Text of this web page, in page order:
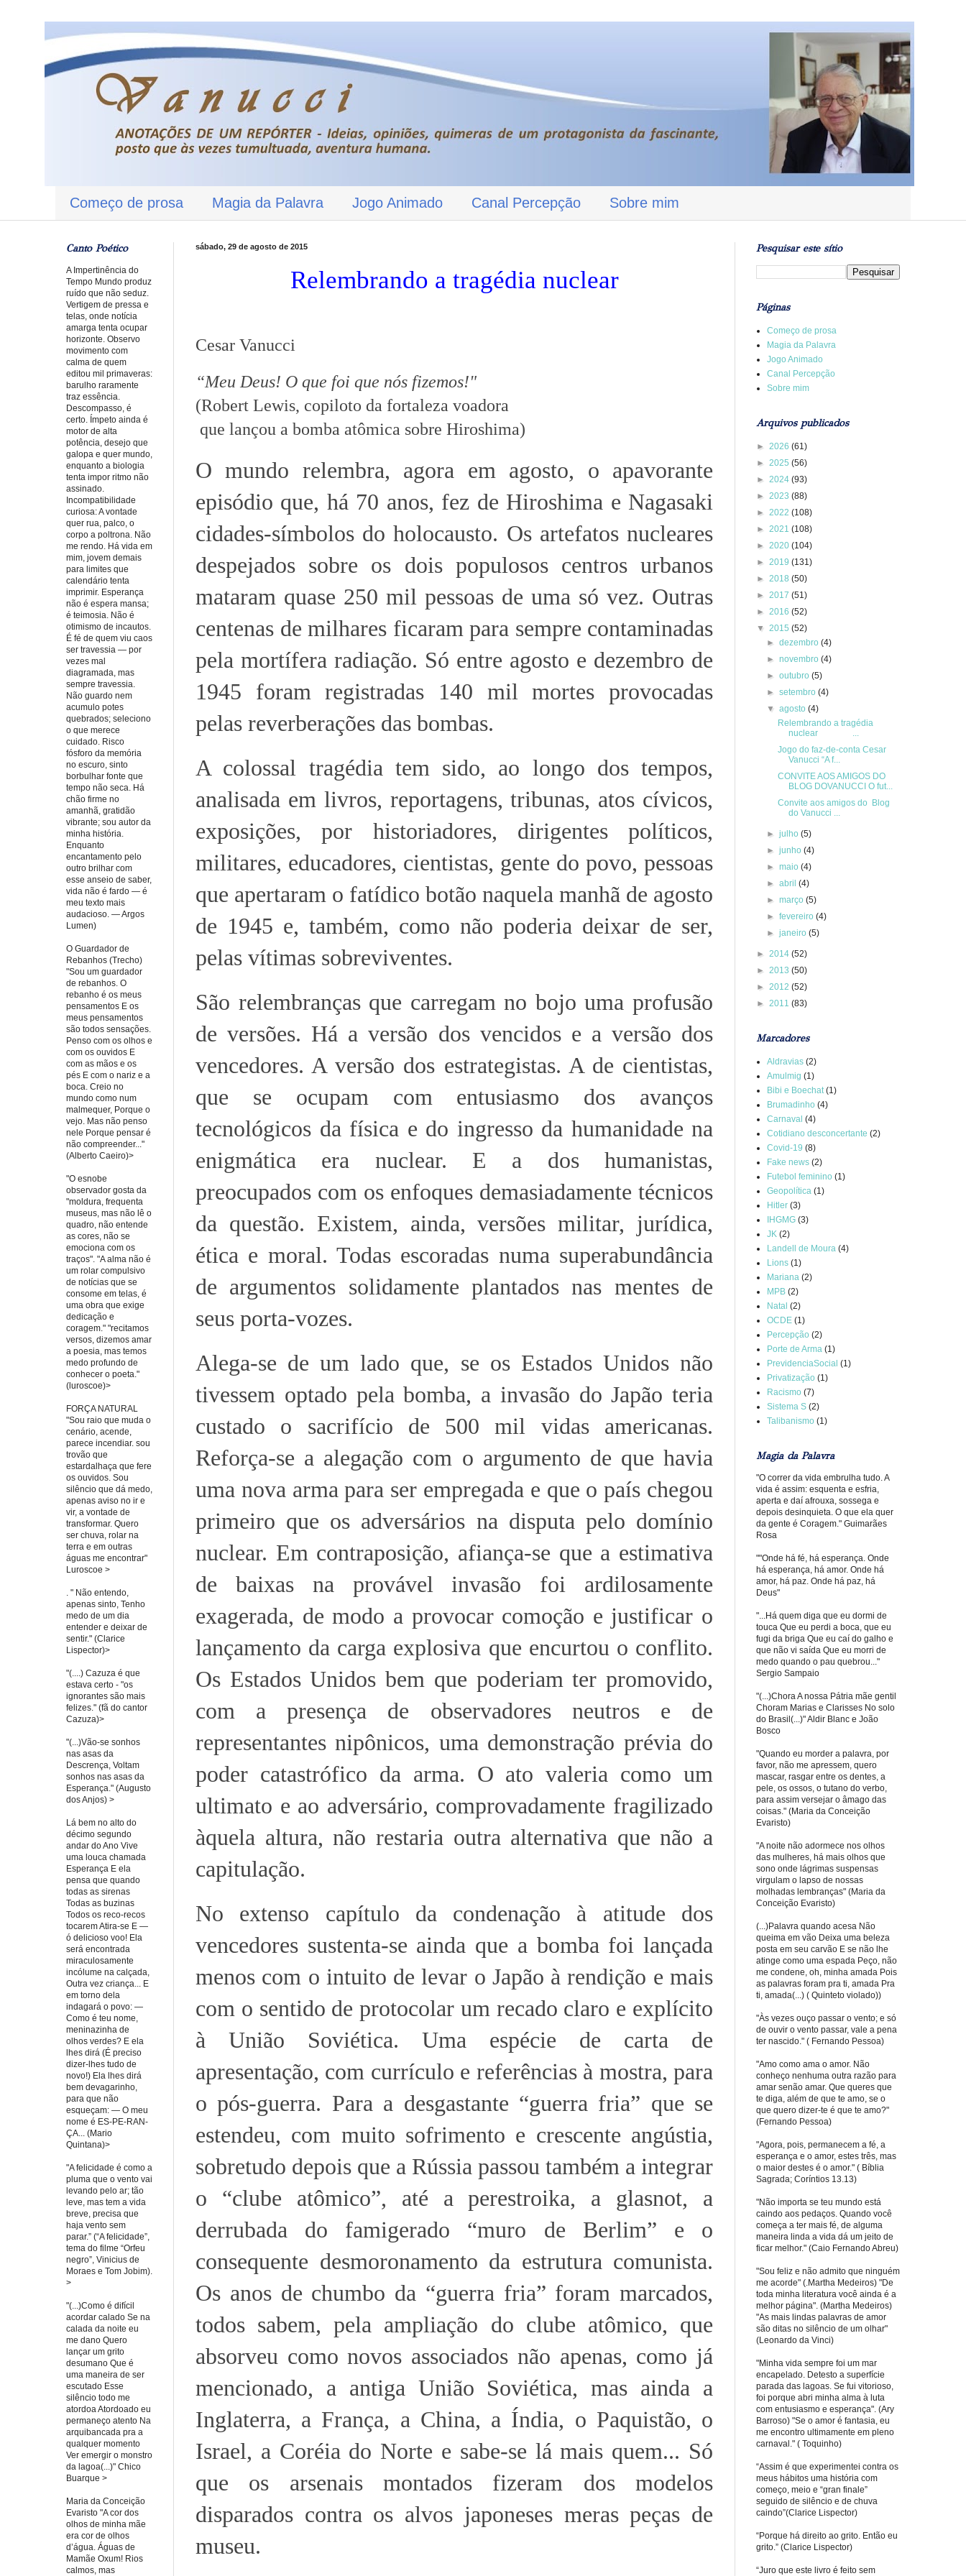
Começo de prosa Magia da Palavra Jogo Animado Canal Percepção Sobre mim
sábado, 29 de agosto de 2015
Relembrando a tragédia nuclear
Cesar Vanucci
“Meu Deus! O que foi que nós fizemos!"
(Robert Lewis, copiloto da fortaleza voadora
que lançou a bomba atômica sobre Hiroshima)
O mundo relembra, agora em agosto, o apavorante
episódio que, há 70 anos, fez de Hiroshima e Nagasaki
cidades-símbolos do holocausto. Os artefatos nucleares
despejados sobre os dois populosos centros urbanos
mataram quase 250 mil pessoas de uma só vez. Outras
centenas de milhares ficaram para sempre contaminadas
pela mortífera radiação. Só entre agosto e dezembro de
1945 foram registradas 140 mil mortes provocadas
pelas reverberações das bombas.
A colossal tragédia tem sido, ao longo dos tempos,
analisada em livros, reportagens, tribunas, atos cívicos,
exposições, por historiadores, dirigentes políticos,
militares, educadores, cientistas, gente do povo, pessoas
que apertaram o fatídico botão naquela manhã de agosto
de 1945 e, também, como não poderia deixar de ser,
pelas vítimas sobreviventes.
São relembranças que carregam no bojo uma profusão
de versões. Há a versão dos vencidos e a versão dos
vencedores. A versão dos estrategistas. A de cientistas,
que se ocupam com entusiasmo dos avanços
tecnológicos da física e do ingresso da humanidade na
enigmática era nuclear. E a dos humanistas,
preocupados com os enfoques demasiadamente técnicos
da questão. Existem, ainda, versões militar, jurídica,
ética e moral. Todas escoradas numa superabundância
de argumentos solidamente plantados nas mentes de
seus porta-vozes.
Alega-se de um lado que, se os Estados Unidos não
tivessem optado pela bomba, a invasão do Japão teria
custado o sacrifício de 500 mil vidas americanas.
Reforça-se a alegação com o argumento de que havia
uma nova arma para ser empregada e que o país chegou
primeiro que os adversários na disputa pelo domínio
nuclear. Em contraposição, afiança-se que a estimativa
de baixas na provável invasão foi ardilosamente
exagerada, de modo a provocar comoção e justificar o
lançamento da carga explosiva que encurtou o conflito.
Os Estados Unidos bem que poderiam ter promovido,
com a presença de observadores neutros e de
representantes nipônicos, uma demonstração prévia do
poder catastrófico da arma. O ato valeria como um
ultimato e ao adversário, comprovadamente fragilizado
àquela altura, não restaria outra alternativa que não a
capitulação.
No extenso capítulo da condenação à atitude dos
vencedores sustenta-se ainda que a bomba foi lançada
menos com o intuito de levar o Japão à rendição e mais
com o sentido de protocolar um recado claro e explícito
à União Soviética. Uma espécie de carta de
apresentação, com currículo e referências à mostra, para
o pós-guerra. Para a desgastante “guerra fria” que se
estendeu, com muito sofrimento e crescente angústia,
sobretudo depois que a Rússia passou também a integrar
o “clube atômico”, até a perestroika, a glasnot, a
derrubada do famigerado “muro de Berlim” e o
consequente desmoronamento da estrutura comunista.
Os anos de chumbo da “guerra fria” foram marcados,
todos sabem, pela ampliação do clube atômico, que
absorveu como novos associados não apenas, como já
mencionado, a antiga União Soviética, mas ainda a
Inglaterra, a França, a China, a Índia, o Paquistão, o
Israel, a Coréia do Norte e sabe-se lá mais quem... Só
que os arsenais montados fizeram dos modelos
disparados contra os alvos japoneses meras peças de
museu.
Canto Poético
A Impertinência do
Tempo Mundo produz
ruído que não seduz.
Vertigem de pressa e
telas, onde notícia
amarga tenta ocupar
horizonte. Observo
movimento com
calma de quem
editou mil primaveras:
barulho raramente
traz essência.
Descompasso, é
certo. Ímpeto ainda é
motor de alta
potência, desejo que
galopa e quer mundo,
enquanto a biologia
tenta impor ritmo não
assinado.
Incompatibilidade
curiosa: A vontade
quer rua, palco, o
corpo a poltrona. Não
me rendo. Há vida em
mim, jovem demais
para limites que
calendário tenta
imprimir. Esperança
não é espera mansa;
é teimosia. Não é
otimismo de incautos.
É fé de quem viu caos
ser travessia — por
vezes mal
diagramada, mas
sempre travessia.
Não guardo nem
acumulo potes
quebrados; seleciono
o que merece
cuidado. Risco
fósforo da memória
no escuro, sinto
borbulhar fonte que
tempo não seca. Há
chão firme no
amanhã, gratidão
vibrante; sou autor da
minha história.
Enquanto
encantamento pelo
outro brilhar com
esse anseio de saber,
vida não é fardo — é
meu texto mais
audacioso. — Argos
Lumen)
O Guardador de
Rebanhos (Trecho)
"Sou um guardador
de rebanhos. O
rebanho é os meus
pensamentos E os
meus pensamentos
são todos sensações.
Penso com os olhos e
com os ouvidos E
com as mãos e os
pés E com o nariz e a
boca. Creio no
mundo como num
malmequer, Porque o
vejo. Mas não penso
nele Porque pensar é
não compreender..."
(Alberto Caeiro)>
"O esnobe
observador gosta da
"moldura, frequenta
museus, mas não lê o
quadro, não entende
as cores, não se
emociona com os
traços". "A alma não é
um rolar compulsivo
de notícias que se
consome em telas, é
uma obra que exige
dedicação e
coragem." "recitamos
versos, dizemos amar
a poesia, mas temos
medo profundo de
conhecer o poeta."
(luroscoe)>
FORÇA NATURAL
"Sou raio que muda o
cenário, acende,
parece incendiar. sou
trovão que
estardalhaça que fere
os ouvidos. Sou
silêncio que dá medo,
apenas aviso no ir e
vir, a vontade de
transformar. Quero
ser chuva, rolar na
terra e em outras
águas me encontrar"
Luroscoe >
. " Não entendo,
apenas sinto, Tenho
medo de um dia
entender e deixar de
sentir." (Clarice
Lispector)>
"(....) Cazuza é que
estava certo - "os
ignorantes são mais
felizes." (fã do cantor
Cazuza)>
"(...)Vão-se sonhos
nas asas da
Descrença, Voltam
sonhos nas asas da
Esperança." (Augusto
dos Anjos) >
Lá bem no alto do
décimo segundo
andar do Ano Vive
uma louca chamada
Esperança E ela
pensa que quando
todas as sirenas
Todas as buzinas
Todos os reco-recos
tocarem Atira-se E —
ó delicioso voo! Ela
será encontrada
miraculosamente
incólume na calçada,
Outra vez criança... E
em torno dela
indagará o povo: —
Como é teu nome,
meninazinha de
olhos verdes? E ela
lhes dirá (É preciso
dizer-lhes tudo de
novo!) Ela lhes dirá
bem devagarinho,
para que não
esqueçam: — O meu
nome é ES-PE-RAN-
ÇA... (Mario
Quintana)>
"A felicidade é como a
pluma que o vento vai
levando pelo ar; tão
leve, mas tem a vida
breve, precisa que
haja vento sem
parar.” (“A felicidade”,
tema do filme “Orfeu
negro”, Vinicius de
Moraes e Tom Jobim).
>
"(...)Como é difícil
acordar calado Se na
calada da noite eu
me dano Quero
lançar um grito
desumano Que é
uma maneira de ser
escutado Esse
silêncio todo me
atordoa Atordoado eu
permaneço atento Na
arquibancada pra a
qualquer momento
Ver emergir o monstro
da lagoa(...)" Chico
Buarque >
Maria da Conceição
Evaristo "A cor dos
olhos de minha mãe
era cor de olhos
d’água. Águas de
Mamãe Oxum! Rios
calmos, mas
Pesquisar este sítio
Páginas
Começo de prosa
Magia da Palavra
Jogo Animado
Canal Percepção
Sobre mim
Arquivos publicados
► 2026 (61)
► 2025 (56)
► 2024 (93)
► 2023 (88)
► 2022 (108)
► 2021 (108)
► 2020 (104)
► 2019 (131)
► 2018 (50)
► 2017 (51)
► 2016 (52)
▼ 2015 (52)
►dezembro(4)
►novembro(4)
►outubro(5)
►setembro(4)
▼agosto(4)
Relembrando a tragédia
nuclear ...
Jogo do faz-de-conta Cesar
Vanucci “A f...
CONVITE AOS AMIGOS DO
BLOG DOVANUCCI O fut...
Convite aos amigos do Blog
do Vanucci ...
►julho(5)
►junho(4)
►maio(4)
►abril(4)
►março(5)
►fevereiro(4)
►janeiro(5)
► 2014 (52)
► 2013 (50)
► 2012 (52)
► 2011 (83)
Marcadores
Aldravias (2)
Amulmig (1)
Bibi e Boechat (1)
Brumadinho (4)
Carnaval (4)
Cotidiano desconcertante (2)
Covid-19 (8)
Fake news (2)
Futebol feminino (1)
Geopolítica (1)
Hitler (3)
IHGMG (3)
JK (2)
Landell de Moura (4)
Lions (1)
Mariana (2)
MPB (2)
Natal (2)
OCDE (1)
Percepção (2)
Porte de Arma (1)
PrevidenciaSocial (1)
Privatização (1)
Racismo (7)
Sistema S (2)
Talibanismo (1)
Magia da Palavra
"O correr da vida embrulha tudo. A
vida é assim: esquenta e esfria,
aperta e daí afrouxa, sossega e
depois desinquieta. O que ela quer
da gente é Coragem." Guimarães
Rosa
""Onde há fé, há esperança. Onde
há esperança, há amor. Onde há
amor, há paz. Onde há paz, há
Deus"
"...Há quem diga que eu dormi de
touca Que eu perdi a boca, que eu
fugi da briga Que eu caí do galho e
que não vi saída Que eu morri de
medo quando o pau quebrou..."
Sergio Sampaio
"(...)Chora A nossa Pátria mãe gentil
Choram Marias e Clarisses No solo
do Brasil(...)" Aldir Blanc e João
Bosco
"Quando eu morder a palavra, por
favor, não me apressem, quero
mascar, rasgar entre os dentes, a
pele, os ossos, o tutano do verbo,
para assim versejar o âmago das
coisas." (Maria da Conceição
Evaristo)
"A noite não adormece nos olhos
das mulheres, há mais olhos que
sono onde lágrimas suspensas
virgulam o lapso de nossas
molhadas lembranças" (Maria da
Conceição Evaristo)
(...)Palavra quando acesa Não
queima em vão Deixa uma beleza
posta em seu carvão E se não lhe
atinge como uma espada Peço, não
me condene, oh, minha amada Pois
as palavras foram pra ti, amada Pra
ti, amada(...) ( Quinteto violado))
"Às vezes ouço passar o vento; e só
de ouvir o vento passar, vale a pena
ter nascido." ( Fernando Pessoa)
"Amo como ama o amor. Não
conheço nenhuma outra razão para
amar senão amar. Que queres que
te diga, além de que te amo, se o
que quero dizer-te é que te amo?"
(Fernando Pessoa)
"Agora, pois, permanecem a fé, a
esperança e o amor, estes três, mas
o maior destes é o amor." ( Bíblia
Sagrada; Coríntios 13.13)
"Não importa se teu mundo está
caindo aos pedaços. Quando você
começa a ter mais fé, de alguma
maneira linda a vida dá um jeito de
ficar melhor." (Caio Fernando Abreu)
"Sou feliz e não admito que ninguém
me acorde" (.Martha Medeiros) "De
toda minha literatura você ainda é a
melhor página". (Martha Medeiros)
"As mais lindas palavras de amor
são ditas no silêncio de um olhar"
(Leonardo da Vinci)
"Minha vida sempre foi um mar
encapelado. Detesto a superfície
parada das lagoas. Se fui vitorioso,
foi porque abri minha alma à luta
com entusiasmo e esperança". (Ary
Barroso) "Se o amor é fantasia, eu
me encontro ultimamente em pleno
carnaval." ( Toquinho)
“Assim é que experimentei contra os
meus hábitos uma história com
começo, meio e “gran finale”
seguido de silêncio e de chuva
caindo”(Clarice Lispector)
“Porque há direito ao grito. Então eu
grito.” (Clarice Lispector)
“Juro que este livro é feito sem